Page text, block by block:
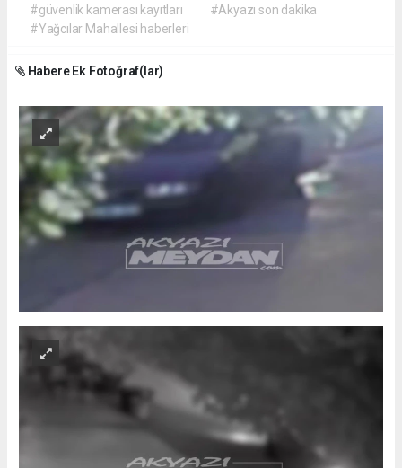
#güvenlik kamerası kayıtları
#Akyazı son dakika
#Yağcılar Mahallesi haberleri
Habere Ek Fotoğraf(lar)